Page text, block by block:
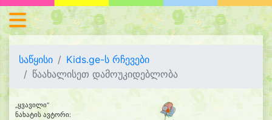
საწყისი
Kids.ge-ს რჩევები
წაახალისეთ დამოუკიდებლობა
„ყვავილი“
ნახატის ავტორი: